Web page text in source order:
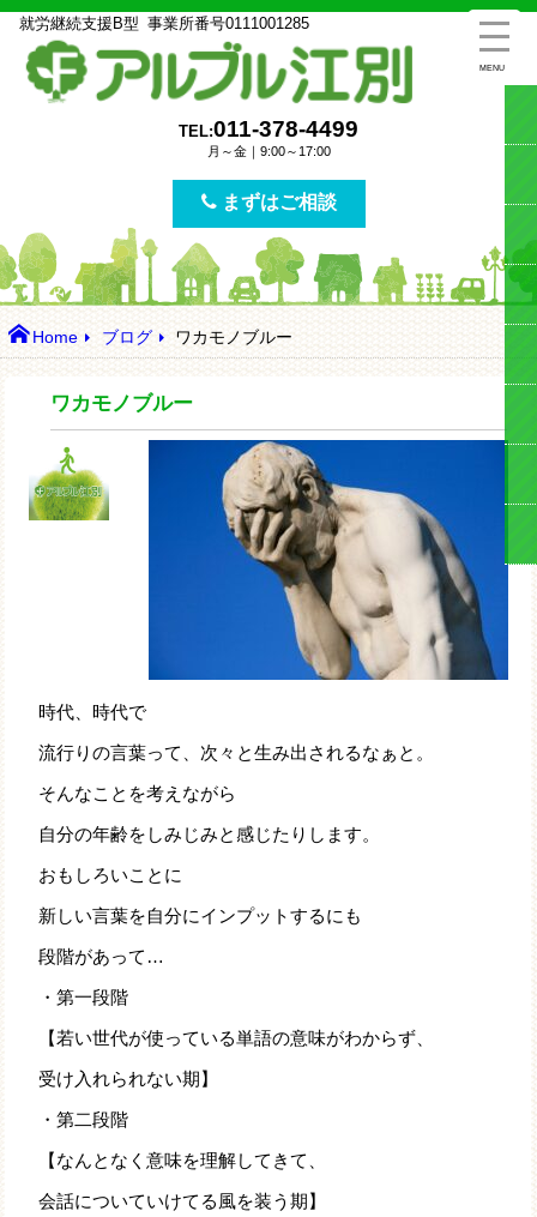
就労継続支援B型 事業所番号0111001285
TEL:011-378-4499
月～金｜9:00～17:00
まずはご相談
MENU
Home ブログ ワカモノブルー
ワカモノブルー
時代、時代で
流行りの言葉って、次々と生み出されるなぁと。
そんなことを考えながら
自分の年齢をしみじみと感じたりします。
おもしろいことに
新しい言葉を自分にインプットするにも
段階があって…
・第一段階
【若い世代が使っている単語の意味がわからず、
受け入れられない期】
・第二段階
【なんとなく意味を理解してきて、
会話についていけてる風を装う期】